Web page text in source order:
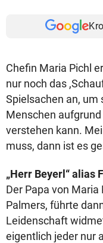
Chefin Maria Pichl
nur noch das
Spielsachen an,
Menschen
verstehen kann.
muss, dann ist es
„Herr Beyerl“ alias
Der Papa von Maria
Palmers, führte
Leidenschaft
eigentlich jeder nur